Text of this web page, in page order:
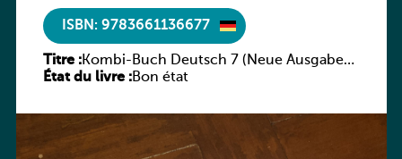
ISBN: 9783661136677
Titre :Kombi-Buch Deutsch 7 (Neue Ausgabe
Luxemburg)
État du livre :Bon état